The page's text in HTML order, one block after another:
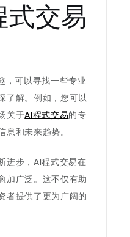
交易
，可以寻找一些专业
了解。例如，您可以
关于AI程式交易的专
和未来趋势。
进步，AI程式交易在
加广泛。这不仅有助
者提供了更为广阔的